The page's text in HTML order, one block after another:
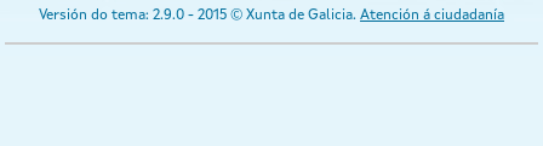
Versión do tema: 2.9.0 - 2015 © Xunta de Galicia. Atención á ciudadanía